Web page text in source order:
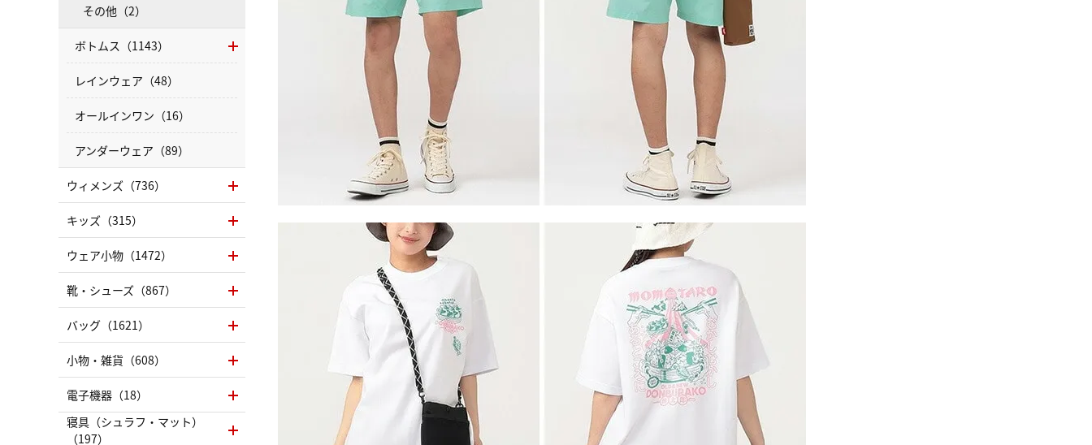
その他（2）
ボトムス（1143）
レインウェア（48）
オールインワン（16）
アンダーウェア（89）
ウィメンズ（736）
キッズ（315）
ウェア小物（1472）
靴・シューズ（867）
バッグ（1621）
小物・雑貨（608）
電子機器（18）
寝具（シュラフ・マット）
（197）